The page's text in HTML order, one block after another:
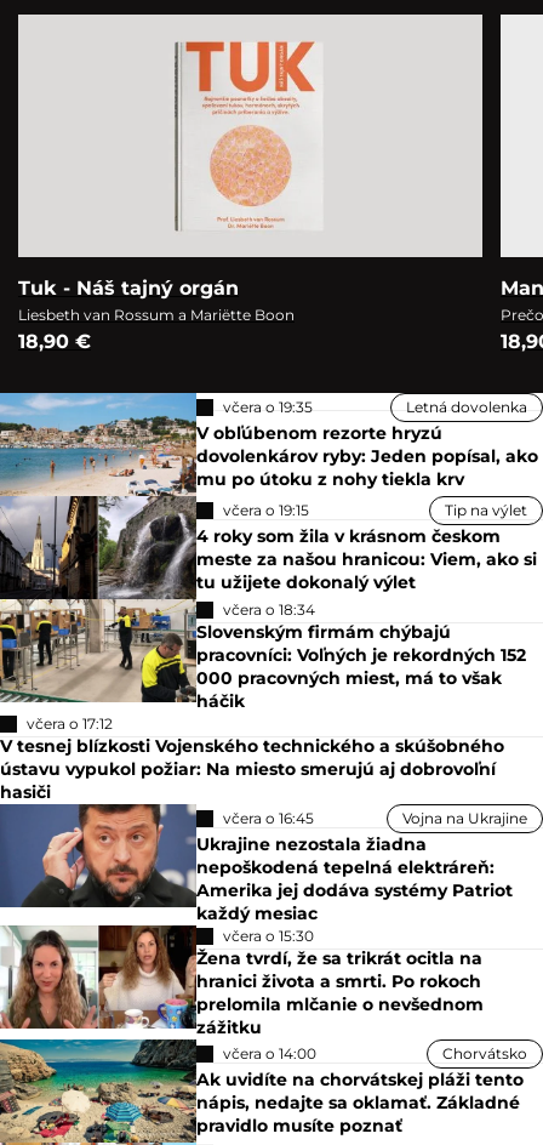
Tuk - Náš tajný orgán
Liesbeth van Rossum a Mariëtte Boon
18,90 €
včera o 19:35 Letná dovolenka
V obľúbenom rezorte hryzú
dovolenkárov ryby: Jeden popísal, ako
mu po útoku z nohy tiekla krv
včera o 19:15 Tip na výlet
4 roky som žila v krásnom českom
meste za našou hranicou: Viem, ako si
tu užijete dokonalý výlet
včera o 18:34
Slovenským firmám chýbajú
pracovníci: Voľných je rekordných 152
000 pracovných miest, má to však
háčik
včera o 17:12
V tesnej blízkosti Vojenského technického a skúšobného
ústavu vypukol požiar: Na miesto smerujú aj dobrovoľní
hasiči
včera o 16:45 Vojna na Ukrajine
Ukrajine nezostala žiadna
nepoškodená tepelná elektráreň:
Amerika jej dodáva systémy Patriot
každý mesiac
včera o 15:30
Žena tvrdí, že sa trikrát ocitla na
hranici života a smrti. Po rokoch
prelomila mlčanie o nevšednom
zážitku
včera o 14:00 Chorvátsko
Ak uvidíte na chorvátskej pláži tento
nápis, nedajte sa oklamať. Základné
pravidlo musíte poznať